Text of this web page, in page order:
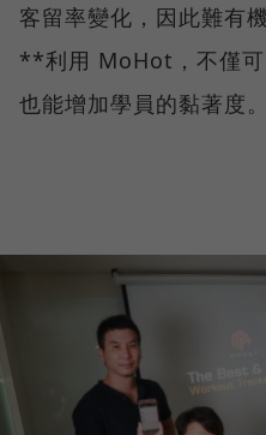
客留率變化，因此難有
**利用 MoHot，不僅可
也能增加學員的黏著度。